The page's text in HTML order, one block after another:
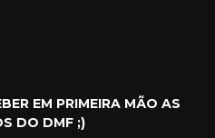
EM PRIMEIRA MÃO AS
DO DMF ;)